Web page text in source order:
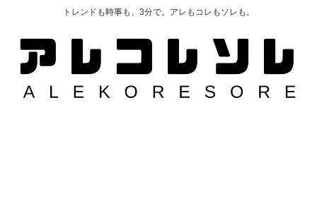
トレンドも時事も、3分で。アレもコレもソレも。